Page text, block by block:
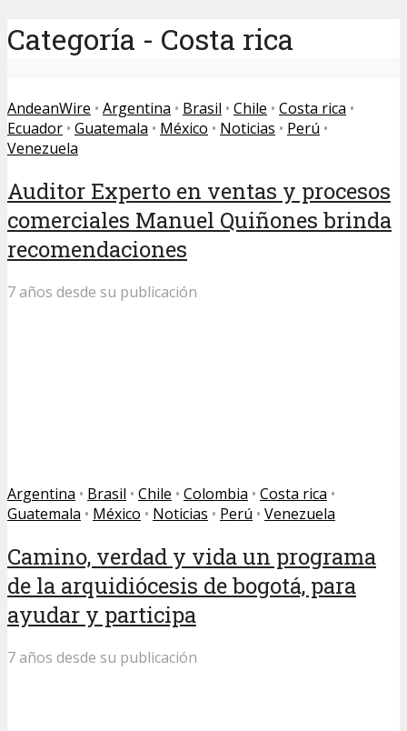
Categoría - Costa rica
AndeanWire • Argentina • Brasil • Chile • Costa rica •
Ecuador • Guatemala • México • Noticias • Perú •
Venezuela
Auditor Experto en ventas y procesos
comerciales Manuel Quiñones brinda
recomendaciones
7 años desde su publicación
Argentina • Brasil • Chile • Colombia • Costa rica •
Guatemala • México • Noticias • Perú • Venezuela
Camino, verdad y vida un programa
de la arquidiócesis de bogotá, para
ayudar y participa
7 años desde su publicación